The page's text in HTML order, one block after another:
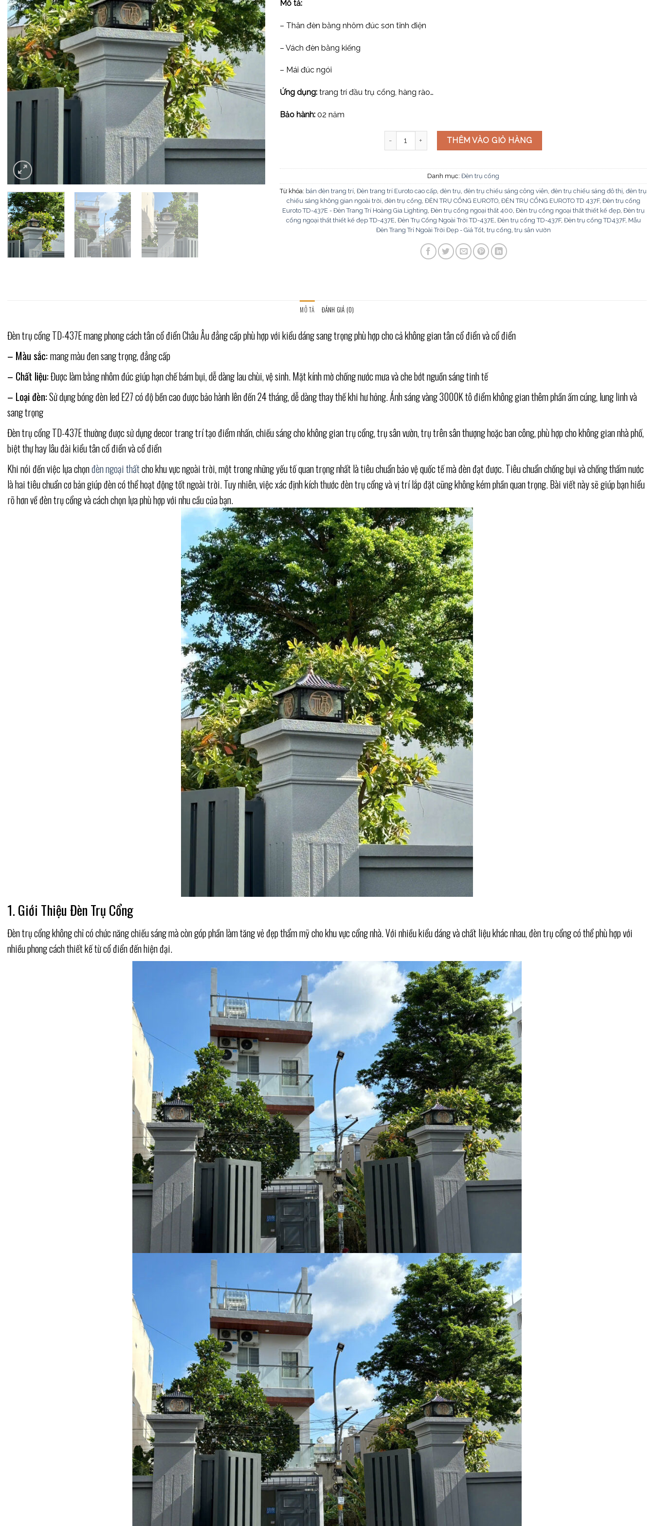
Mô tả:
– Thân đèn bằng nhôm đúc sơn tĩnh điện
– Vách đèn bằng kiếng
– Mái đúc ngói
Ứng dụng: trang trí đầu trụ cổng, hàng rào…
Bảo hành: 02 năm
Đèn trụ cổng TD-437E số lượngTHÊM VÀO GIỎ HÀNG
Danh mục: Đèn trụ cổng
Từ khóa: bán đèn trang trí Đèn trang trí Euroto cao cấp đèn trụ đèn trụ chiếu sáng công viên đèn trụ chiếu sáng đô thị đèn trụ
chiếu sáng không gian ngoài trời đèn trụ cổng ĐÈN TRỤ CỔNG EUROTO, ĐÈN TRỤ CỔNG EUROTO TD 437F, Đèn trụ cổng
Euroto TD-437E - Đèn Trang Trí Hoàng Gia Lighting Đèn trụ cổng ngoại thất 400 Đèn trụ cổng ngoại thất thiết kế đẹp, Đèn trụ
cổng ngoại thất thiết kế đẹp TD-437E Đèn Trụ Cổng Ngoài Trời TD-437E Đèn trụ cổng TD-437F, Đèn trụ cổng TD437F, Mẫu
Đèn Trang Trí Ngoài Trời Đẹp - Giá Tốt, trụ cổng trụ sân vườn
MÔ TẢ ĐÁNH GIÁ (0)
Đèn trụ cổng TD-437E mang phong cách tân cổ điển Châu Âu đẳng cấp phù hợp với kiểu dáng sang trọng phù hợp cho cả không gian tân cổ điển và cổ điển
– Màu sắc:mang màu đen sang trọng, đẳng cấp
– Chất liệu:Được làm bằng nhôm đúc giúp hạn chế bám bụi, dễ dàng lau chùi, vệ sinh. Mặt kính mờ chống nước mưa và che bớt nguồn sáng tinh tế
– Loại đèn:Sử dụng bóng đèn led E27 có độ bền cao được bảo hành lên đến 24 tháng, dễ dàng thay thế khi hư hỏng. Ánh sáng vàng 3000K tô điểm không gian thêm phần ấm cúng, lung linh và
sang trọng
Đèn trụ cổng TD-437E thường được sử dụng decor trang trí tạo điểm nhấn, chiếu sáng cho không gian trụ cổng, trụ sân vườn, trụ trên sân thượng hoặc ban công, phù hợp cho không gian nhà phố,
biệt thự hay lâu đài kiểu tân cổ điển và cổ điển
Khi nói đến việc lựa chọnđèn ngoại thấtcho khu vực ngoài trời, một trong những yếu tố quan trọng nhất là tiêu chuẩn bảo vệ quốc tế mà đèn đạt được. Tiêu chuẩn chống bụi và chống thấm nước
là hai tiêu chuẩn cơ bản giúp đèn có thể hoạt động tốt ngoài trời. Tuy nhiên, việc xác định kích thước đèn trụ cổng và vị trí lắp đặt cũng không kém phần quan trọng. Bài viết này sẽ giúp bạn hiểu
rõ hơn về đèn trụ cổng và cách chọn lựa phù hợp với nhu cầu của bạn.
1. Giới Thiệu Đèn Trụ Cổng
Đèn trụ cổng không chỉ có chức năng chiếu sáng mà còn góp phần làm tăng vẻ đẹp thẩm mỹ cho khu vực cổng nhà. Với nhiều kiểu dáng và chất liệu khác nhau, đèn trụ cổng có thể phù hợp với
nhiều phong cách thiết kế từ cổ điển đến hiện đại.